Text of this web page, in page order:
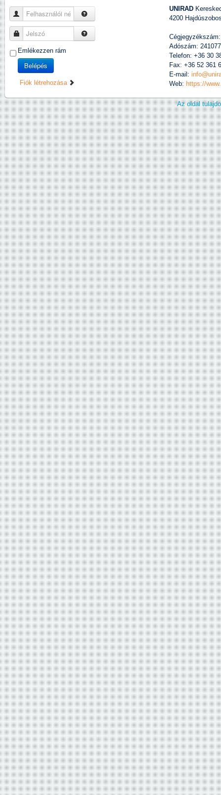
Felhasználói név
Jelszó
Emlékezzen rám
Belépés
Fiók létrehozása
UNIRAD
4200
Adószám:
Telefon: +36 30
Fax: +36 52 361
E-mail:
Web: https://
Az oldal